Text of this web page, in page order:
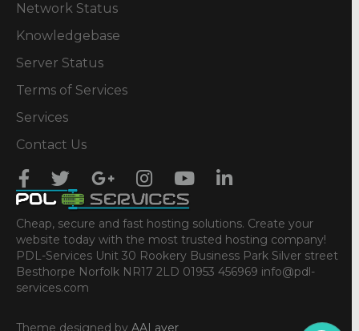
Network Status
Knowledgebase
Server Status
Terms of Services
Services
Contact Us
Cheap, secure and fast hosting solutions. Create your
website today with the most trusted hosting company!
PDL-Services Unit 30 Rookery Business Park Silver street
Besthorpe Norfolk NR17 2LD 01953 456969 info@pdl-
services.com